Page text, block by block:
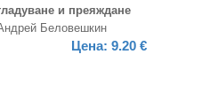
и преяждане
Беловешкин
Цена: 9.20 €